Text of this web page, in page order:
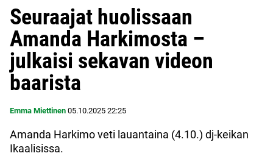
Seuraajat huolissaan
Amanda Harkimosta –
julkaisi sekavan videon
baarista
Emma Miettinen 05.10.2025 22:25
Amanda Harkimo veti lauantaina (4.10.) dj-keikan
Ikaalisissa.